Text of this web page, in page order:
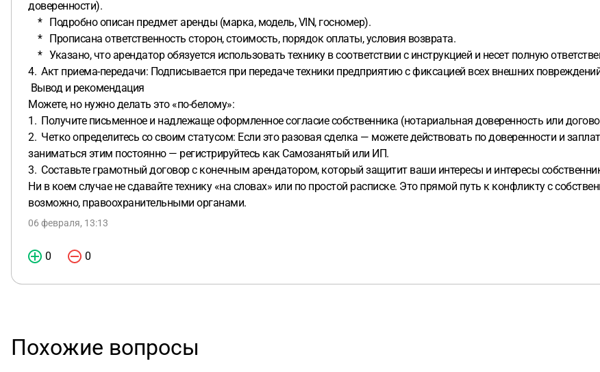
доверенности).
* Подробно описан предмет аренды (марка, модель, VIN, госномер).
* Прописана ответственность сторон, стоимость, порядок оплаты, условия возврата.
* Указано, что арендатор обязуется использовать технику в соответствии с инструкцией и несет полную
4. Акт приема-передачи: Подписывается при передаче техники предприятию с фиксацией всех внешних
Вывод и рекомендация
Можете, но нужно делать это «по-белому»:
1. Получите письменное и надлежаще оформленное согласие собственника (нотариальная доверенность или
2. Четко определитесь со своим статусом: Если это разовая сделка — можете действовать по доверенности и
заниматься этим постоянно — регистрируйтесь как Самозанятый или ИП.
3. Составьте грамотный договор с конечным арендатором, который защитит ваши интересы и интересы
Ни в коем случае не сдавайте технику «на словах» или по простой расписке. Это прямой путь к конфликту с
возможно, правоохранительными органами.
06 февраля, 13:13
0 0
Похожие вопросы